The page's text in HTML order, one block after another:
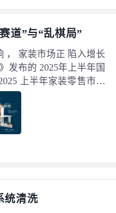
道”与“乱棋局”
， 家装市场正 陷入增长
发布的 2025年上半年国
上半年家装零售市场
显。
统清洗